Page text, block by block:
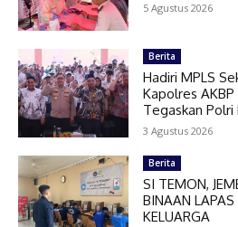
5 Agustus 2026
Berita
Hadiri MPLS
Kapolres
Tegaskan Polri
3 Agustus 2026
Berita
SI TEMON,
BINAAN
KELUARGA